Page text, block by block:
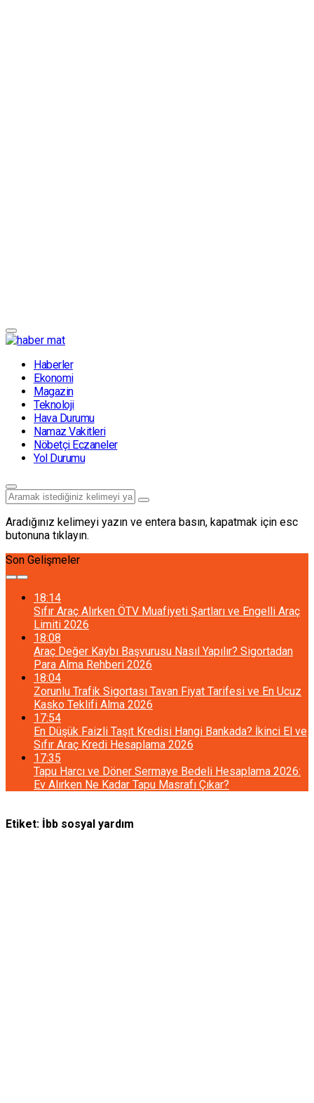
Haberler
Ekonomi
Magazin
Teknoloji
Hava Durumu
Namaz Vakitleri
Nöbetçi Eczaneler
Yol Durumu
Aradığınız kelimeyi yazın ve entera basın, kapatmak için esc
butonuna tıklayın.
Son Gelişmeler
18:14
Sıfır Araç Alırken ÖTV Muafiyeti Şartları ve Engelli Araç
Limiti 2026
18:08
Araç Değer Kaybı Başvurusu Nasıl Yapılır? Sigortadan
Para Alma Rehberi 2026
18:04
Zorunlu Trafik Sigortası Tavan Fiyat Tarifesi ve En Ucuz
Kasko Teklifi Alma 2026
17:54
En Düşük Faizli Taşıt Kredisi Hangi Bankada? İkinci El ve
Sıfır Araç Kredi Hesaplama 2026
17:35
Tapu Harcı ve Döner Sermaye Bedeli Hesaplama 2026:
Ev Alırken Ne Kadar Tapu Masrafı Çıkar?
Etiket: İbb sosyal yardım